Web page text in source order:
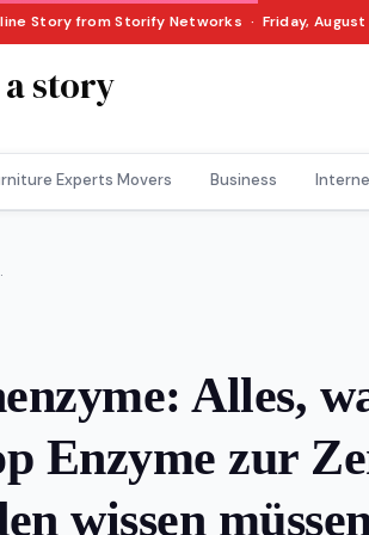
Story from Storify Networks · Friday, August
story
Experts Movers Business
Alles,
Enzyme zur
wissen